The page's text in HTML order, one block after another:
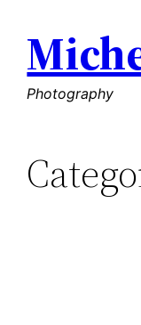
contenuto
Photography